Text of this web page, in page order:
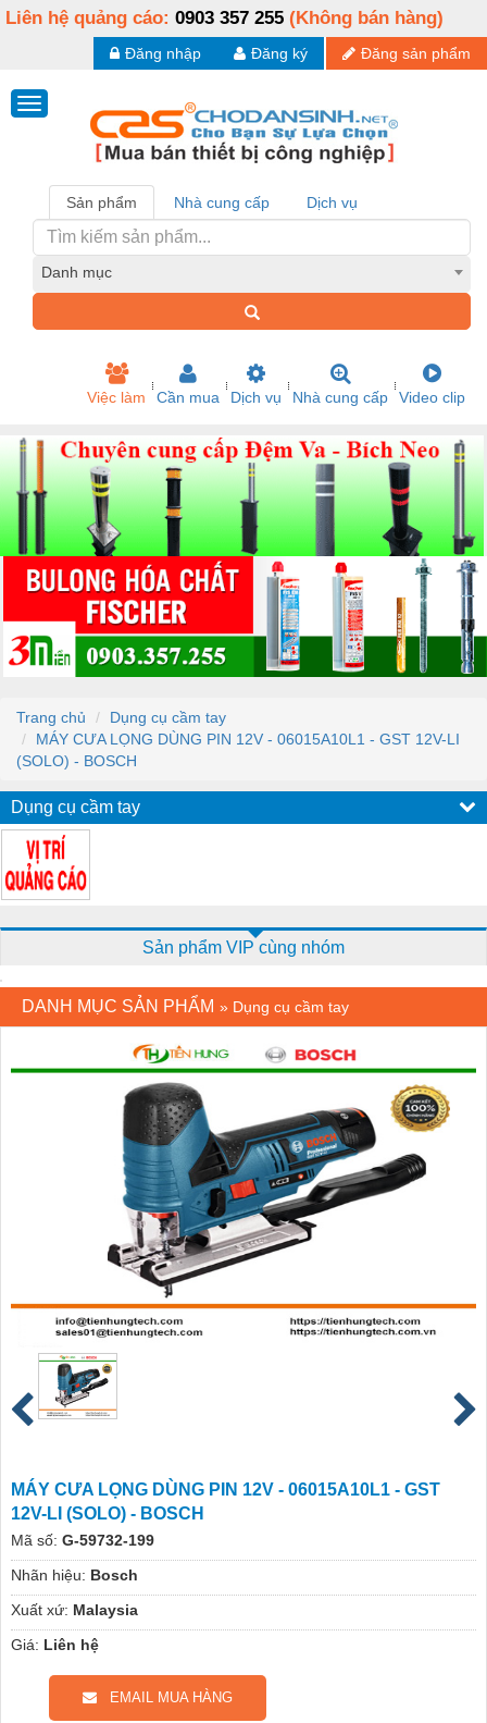
Liên hệ quảng cáo: 0903 357 255 (Không bán hàng)
Đăng sản phẩm
Đăng ký
Đăng nhập
Sản phẩm Nhà cung cấp Dịch vụ
Danh mục
Việc làm Cần mua Dịch vụ Nhà cung cấp Video clip
Trang chủ
Dụng cụ cầm tay
MÁY CƯA LỌNG DÙNG PIN 12V - 06015A10L1 - GST 12V-LI
(SOLO) - BOSCH
Dụng cụ cầm tay
Sản phẩm VIP cùng nhóm
DANH MỤC SẢN PHẨM » Dụng cụ cầm tay
MÁY CƯA LỌNG DÙNG PIN 12V - 06015A10L1 - GST
12V-LI (SOLO) - BOSCH
Mã số: G-59732-199
Nhãn hiệu: Bosch
Xuất xứ: Malaysia
Giá: Liên hệ
EMAIL MUA HÀNG